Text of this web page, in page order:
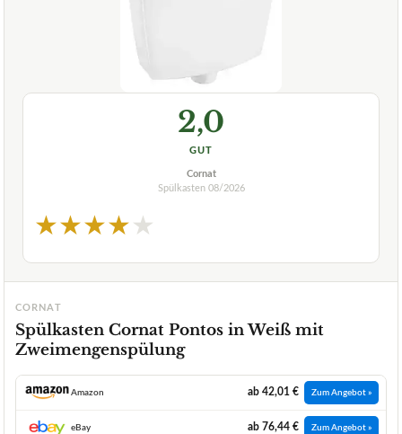
2,0
GUT
Cornat
Spülkasten 08/2026
★★★★★
CORNAT
Spülkasten Cornat Pontos in Weiß mit
Zweimengenspülung
Amazon ab 42,01 € Zum Angebot »
eBay ab 76,44 € Zum Angebot »